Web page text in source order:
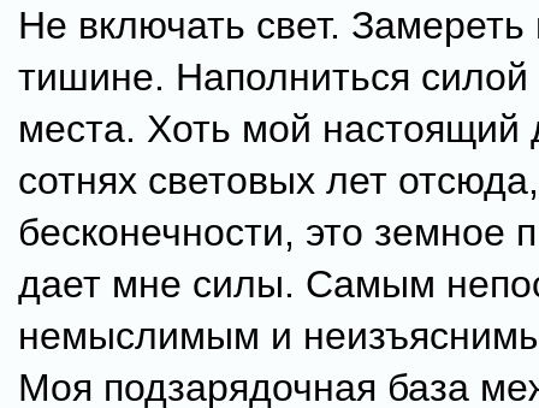
Не включать свет. Замереть
тишине. Наполниться силой
места. Хоть мой настоящий
сотнях световых лет
бесконечности, это земное
дает мне силы. Самым
немыслимым и
Моя подзарядочная база